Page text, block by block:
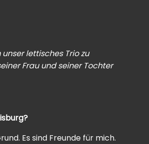
lettisches Trio zu
Frau und seiner Tochter
Es sind Freunde für mich.